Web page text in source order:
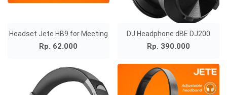
Headset Jete HB9 for Meeting
Rp. 62.000
DJ Headphone dBE DJ200
Rp. 390.000